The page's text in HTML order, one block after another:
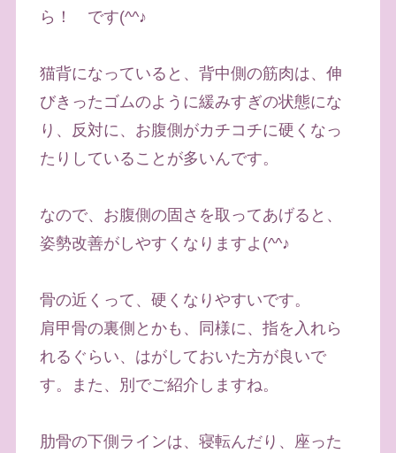
ら！ です(^^♪
猫背になっていると、背中側の筋肉は、伸
びきったゴムのように緩みすぎの状態にな
り、反対に、お腹側がカチコチに硬くなっ
たりしていることが多いんです。
なので、お腹側の固さを取ってあげると、
姿勢改善がしやすくなりますよ(^^♪
骨の近くって、硬くなりやすいです。
肩甲骨の裏側とかも、同様に、指を入れら
れるぐらい、はがしておいた方が良いで
す。また、別でご紹介しますね。
肋骨の下側ラインは、寝転んだり、座った